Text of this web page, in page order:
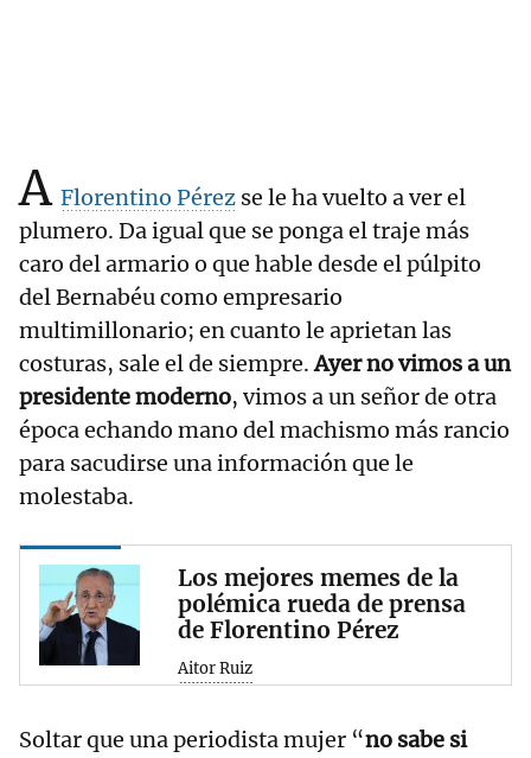
A Florentino Pérez se le ha vuelto a ver el
plumero. Da igual que se ponga el traje más
caro del armario o que hable desde el púlpito
del Bernabéu como empresario
multimillonario; en cuanto le aprietan las
costuras, sale el de siempre.Ayer no vimos a un
presidente moderno, vimos a un señor de otra
época echando mano del machismo más rancio
para sacudirse una información que le
molestaba.
Los mejores memes de la
polémica rueda de prensa
de Florentino Pérez
Aitor Ruiz
Soltar que una periodista mujer “no sabe si